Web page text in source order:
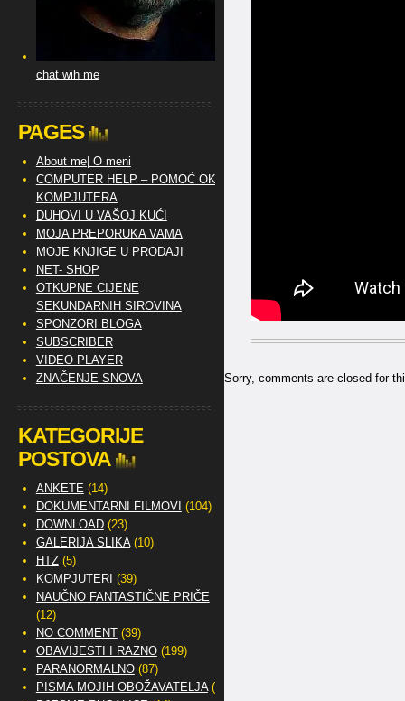
Sorry, comments are closed for
chat wih me
PAGES
About me| O meni
COMPUTER HELP – POMOĆ OKO
KOMPJUTERA
DUHOVI U VAŠOJ KUĆI
MOJA PREPORUKA VAMA
MOJE KNJIGE U PRODAJI
NET- SHOP
OTKUPNE CIJENE
SEKUNDARNIH SIROVINA
SPONZORI BLOGA
SUBSCRIBER
VIDEO PLAYER
ZNAČENJE SNOVA
KATEGORIJE
POSTOVA
ANKETE (14)
DOKUMENTARNI FILMOVI (104)
DOWNLOAD(23)
GALERIJA SLIKA(10)
HTZ(5)
KOMPJUTERI (39)
NAUČNO FANTASTIČNE PRIČE
(12)
NO COMMENT(39)
OBAVIJESTI I RAZNO(199)
PARANORMALNO(87)
PISMA MOJIH OBOŽAVATELJA(2)